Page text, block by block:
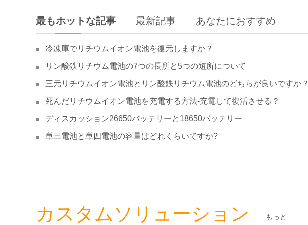
最もホットな記事 最新記事 あなたにおすすめ
冷凍庫でリチウムイオン電池を復元しますか？
リン酸鉄リチウム電池の7つの長所と5つの短所について
三元リチウムイオン電池とリン酸鉄リチウム電池のどちらが良いですか？
死んだリチウムイオン電池を充電する方法-充電して復活させる？
ディスカッション26650バッテリーと18650バッテリー
単三電池と単四電池の容量はどれくらいですか?
カスタムソリューション もっと